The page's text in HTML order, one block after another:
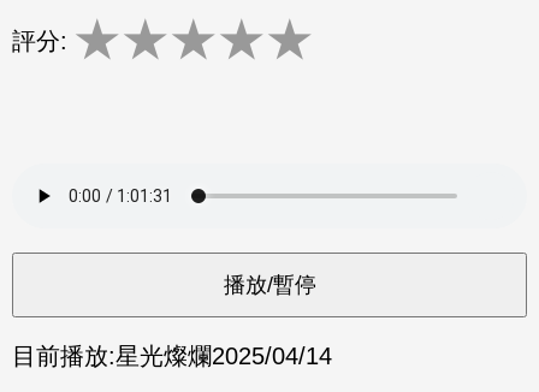
評分: ★★★★★
目前播放:星光燦爛2025/04/14